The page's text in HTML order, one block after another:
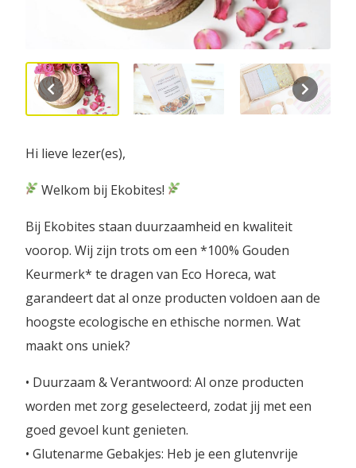
Hi lieve lezer(es),
Welkom bij Ekobites!
Bij Ekobites staan duurzaamheid en kwaliteit
voorop. Wij zijn trots om een *100% Gouden
Keurmerk* te dragen van Eco Horeca, wat
garandeert dat al onze producten voldoen aan de
hoogste ecologische en ethische normen. Wat
maakt ons uniek?
• Duurzaam & Verantwoord: Al onze producten
worden met zorg geselecteerd, zodat jij met een
goed gevoel kunt genieten.
• Glutenarme Gebakjes: Heb je een glutenvrije